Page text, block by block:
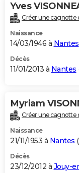
Yves
Créer une cagnotte
Naissance
14/03/1946 à Nantes
Décès
11/01/2013 à Nantes
Myriam
Créer une cagnotte
Naissance
21/11/1953 à Nantes (
Décès
23/12/2012 à Jouy-